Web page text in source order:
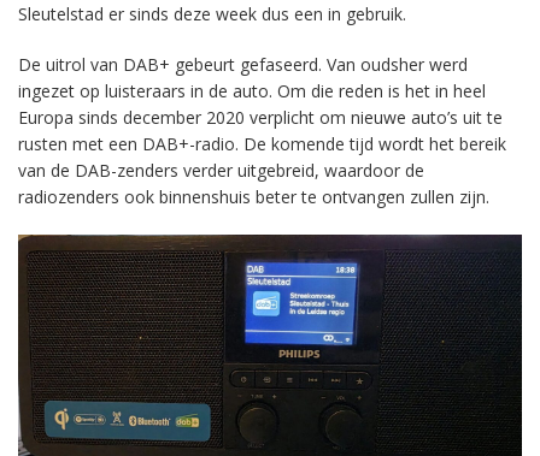
Sleutelstad er sinds deze week dus een in gebruik.
De uitrol van DAB+ gebeurt gefaseerd. Van oudsher werd
ingezet op luisteraars in de auto. Om die reden is het in heel
Europa sinds december 2020 verplicht om nieuwe auto’s uit te
rusten met een DAB+-radio. De komende tijd wordt het bereik
van de DAB-zenders verder uitgebreid, waardoor de
radiozenders ook binnenshuis beter te ontvangen zullen zijn.